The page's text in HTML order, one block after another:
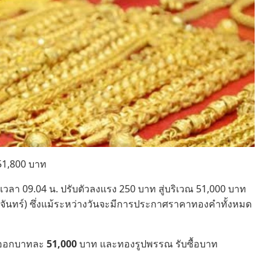
บาท
ลา 09.04 น. ปรับตัวลงแรง 250 บาท สู่บริเวณ 51,000 บาท
นทร์) ซึ่งแม้ระหว่างวันจะมีการประกาศราคาทองคำทั้งหมด
กบาทละ 51,000บาท และทองรูปพรรณ รับซื้อบาท